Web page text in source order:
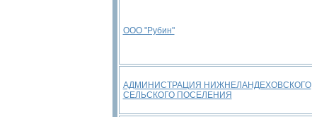
ООО "Рубин"
АДМИНИСТРАЦИЯ НИЖНЕЛАНДЕХОВСКОГО
СЕЛЬСКОГО ПОСЕЛЕНИЯ